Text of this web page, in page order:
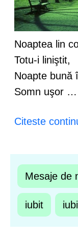
Noaptea lin
Totu-i liniştit,
Noapte bună
Somn uşor …
Citeste
Mesaje de
iubit